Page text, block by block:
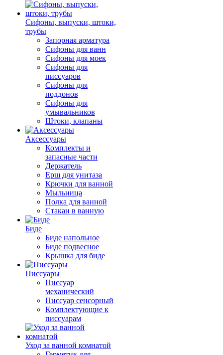
Сифоны, выпуски, штоки,
трубы
Запорная арматура
Сифоны для ванн
Сифоны для моек
Сифоны для
писсуаров
Сифоны для
поддонов
Сифоны для
умывальников
Штоки, клапаны
Аксессуары
Комплекты и
запасные части
Держатель
Ерш для унитаза
Крючки для ванной
Мыльница
Полка для ванной
Стакан в ванную
Биде
Биде напольное
Биде подвесное
Крышка для биде
Писсуары
Писсуар
механический
Писсуар сенсорный
Комплектующие к
писсуарам
Уход за ванной комнатой